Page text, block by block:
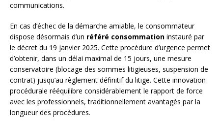
communications.
En cas d’échec de la démarche amiable, le consommateur
dispose désormais d’un référé consommation instauré par
le décret du 19 janvier 2025. Cette procédure d’urgence permet
d’obtenir, dans un délai maximal de 15 jours, une mesure
conservatoire (blocage des sommes litigieuses, suspension de
contrat) jusqu’au règlement définitif du litige. Cette innovation
procédurale rééquilibre considérablement le rapport de force
avec les professionnels, traditionnellement avantagés par la
longueur des procédures.